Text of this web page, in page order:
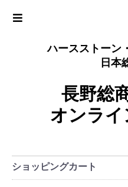
ハースストーン
日本
長野総
オンラ
ショッピングカート